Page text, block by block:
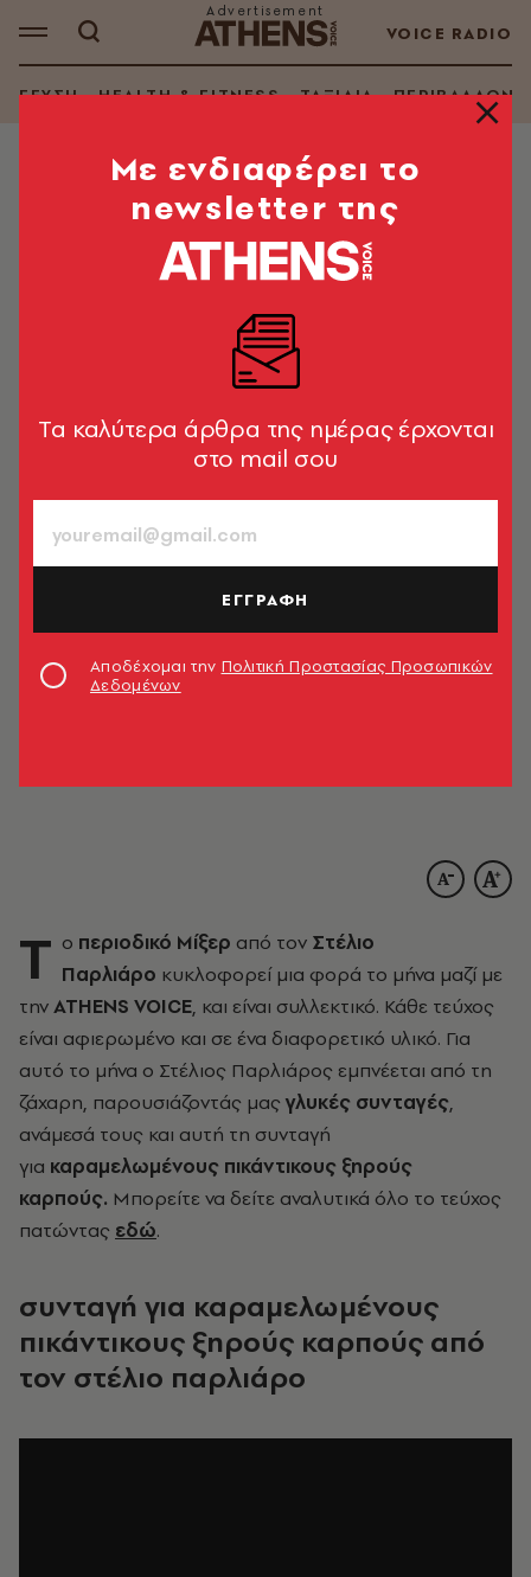
VOICE RADIO
ΓΕΥΣΗ HEALTH & FITNESS ΤΑΞΙΔΙΑ ΠΕΡΙΒΑΛΛΟΝ
Καραμελωμένοι πικάντικοι ξηροί
Μια συνταγή από το περιοδικό Μίξερ
Στέλιος Παρλιάρος
T o περιοδικό Μίξερ από τον Στέλιο
Παρλιάρο κυκλοφορεί μια φορά το μήνα μαζί με
τηνATHENS VOICE, και είναι συλλεκτικό. Κάθε τεύχος
είναι αφιερωμένο και σε ένα διαφορετικό υλικό. Για
αυτό το μήνα ο Στέλιος Παρλιάρος εμπνέεται από τη
ζάχαρη, παρουσιάζοντάς μας γλυκές συνταγές,
ανάμεσά τους και αυτή τη συνταγή
για καραμελωμένους πικάντικους ξηρούς
καρπούς. Μπορείτε να δείτε αναλυτικά όλο το τεύχος
πατώντας εδώ.
συνταγή για καραμελωμένους
πικάντικους ξηρούς καρπούς από
τον στέλιο παρλιάρο
Mε ενδιαφέρει το
newsletter της
Tα καλύτερα άρθρα της ημέρας έρχονται
στο mail σου
ΕΓΓΡΑΦΗ
Αποδέχομαι την Πολιτική Προστασίας Προσωπικών
Δεδομένων